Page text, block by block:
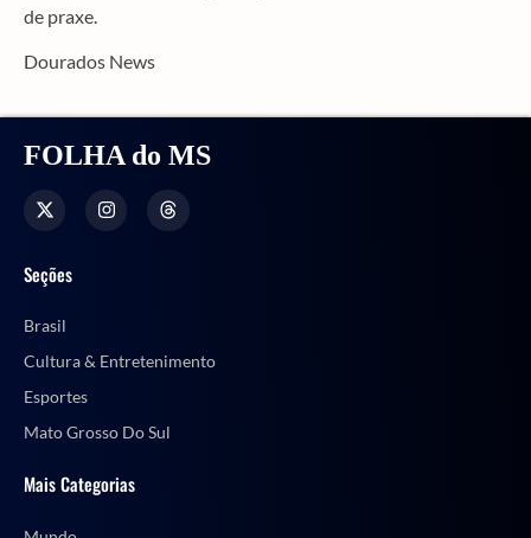
de praxe.
Dourados News
FOLHA do MS
Seções
Brasil
Cultura & Entretenimento
Esportes
Mato Grosso Do Sul
Mais Categorias